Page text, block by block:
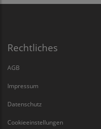
Rechtliches
AGB
Impressum
Datenschutz
Cookieeinstellungen